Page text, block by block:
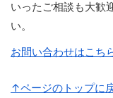
いったご相談も大歓
い。
お問い合わせはこち
↑ページのトップに